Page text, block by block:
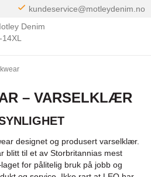
kundeservice@motleydenim.no
– VARSELKLÆR
designet og produsert varselklær.
blitt til et av Storbritannias mest
for pålitelig bruk på jobb og